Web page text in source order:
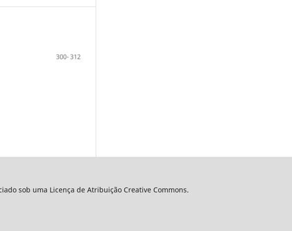
300- 312
sob uma Licença de Atribuição Creative Commons.